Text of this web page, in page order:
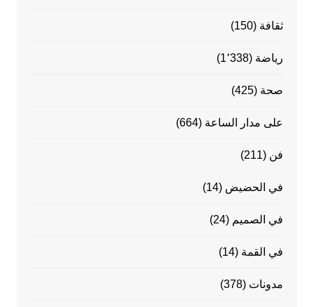
ثقافة (150)
رياضة (1٬338)
صحة (425)
على مدار الساعة (664)
فن (211)
في الحضيض (14)
في الصميم (24)
في القمة (14)
مدونات (378)